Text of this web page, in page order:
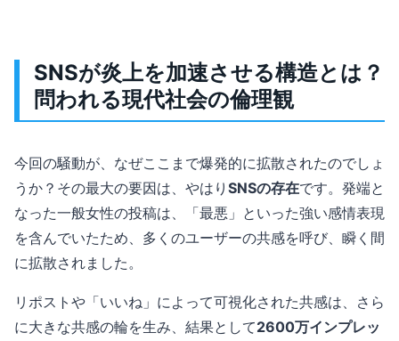
SNSが炎上を加速させる構造とは？
問われる現代社会の倫理観
今回の騒動が、なぜここまで爆発的に拡散されたのでしょ
うか？その最大の要因は、やはり SNSの存在です。発端と
なった一般女性の投稿は、「最悪」といった強い感情表現
を含んでいたため、多くのユーザーの共感を呼び、瞬く間
に拡散されました。
リポストや「いいね」によって可視化された共感は、さら
に大きな共感の輪を生み、結果として2600万インプレッ